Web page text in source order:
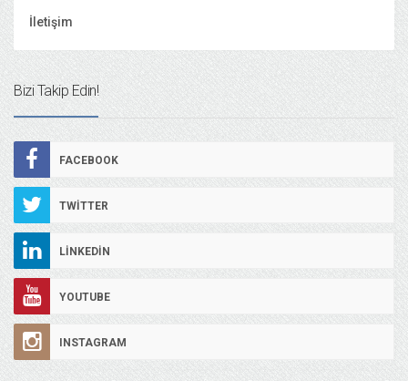
İletişim
Bizi Takip Edin!
FACEBOOK
TWITTER
LINKEDIN
YOUTUBE
INSTAGRAM